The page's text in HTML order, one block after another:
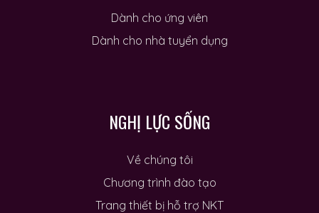
Dành cho ứng viên
Dành cho nhà tuyển dụng
NGHỊ LỰC SỐNG
Về chúng tôi
Chương trình đào tạo
Trang thiết bị hỗ trợ NKT